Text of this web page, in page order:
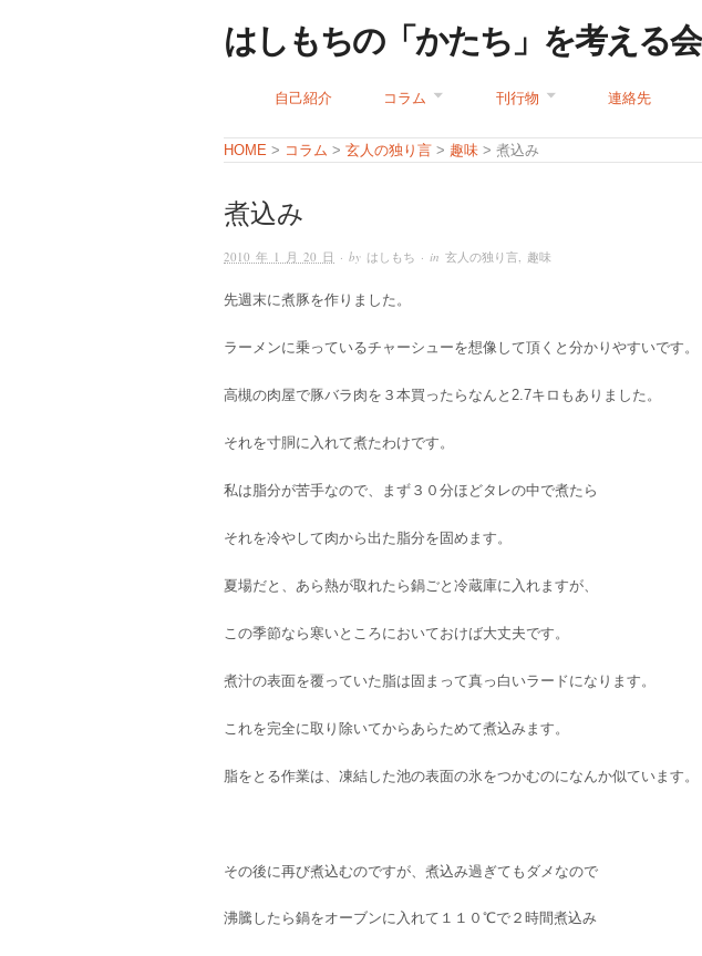
はしもちの「かたち」を考える会
自己紹介 コラム 刊行物 連絡先
HOME > コラム > 玄人の独り言 > 趣味 > 煮込み
煮込み
2010 年 1 月 20 日 · by はしもち · in 玄人の独り言, 趣味
先週末に煮豚を作りました。
ラーメンに乗っているチャーシューを想像して頂くと分かりやすいです。
高槻の肉屋で豚バラ肉を３本買ったらなんと2.7キロもありました。
それを寸胴に入れて煮たわけです。
私は脂分が苦手なので、まず３０分ほどタレの中で煮たら
それを冷やして肉から出た脂分を固めます。
夏場だと、あら熱が取れたら鍋ごと冷蔵庫に入れますが、
この季節なら寒いところにおいておけば大丈夫です。
煮汁の表面を覆っていた脂は固まって真っ白いラードになります。
これを完全に取り除いてからあらためて煮込みます。
脂をとる作業は、凍結した池の表面の氷をつかむのになんか似ています。
その後に再び煮込むのですが、煮込み過ぎてもダメなので
沸騰したら鍋をオーブンに入れて１１０℃で２時間煮込み